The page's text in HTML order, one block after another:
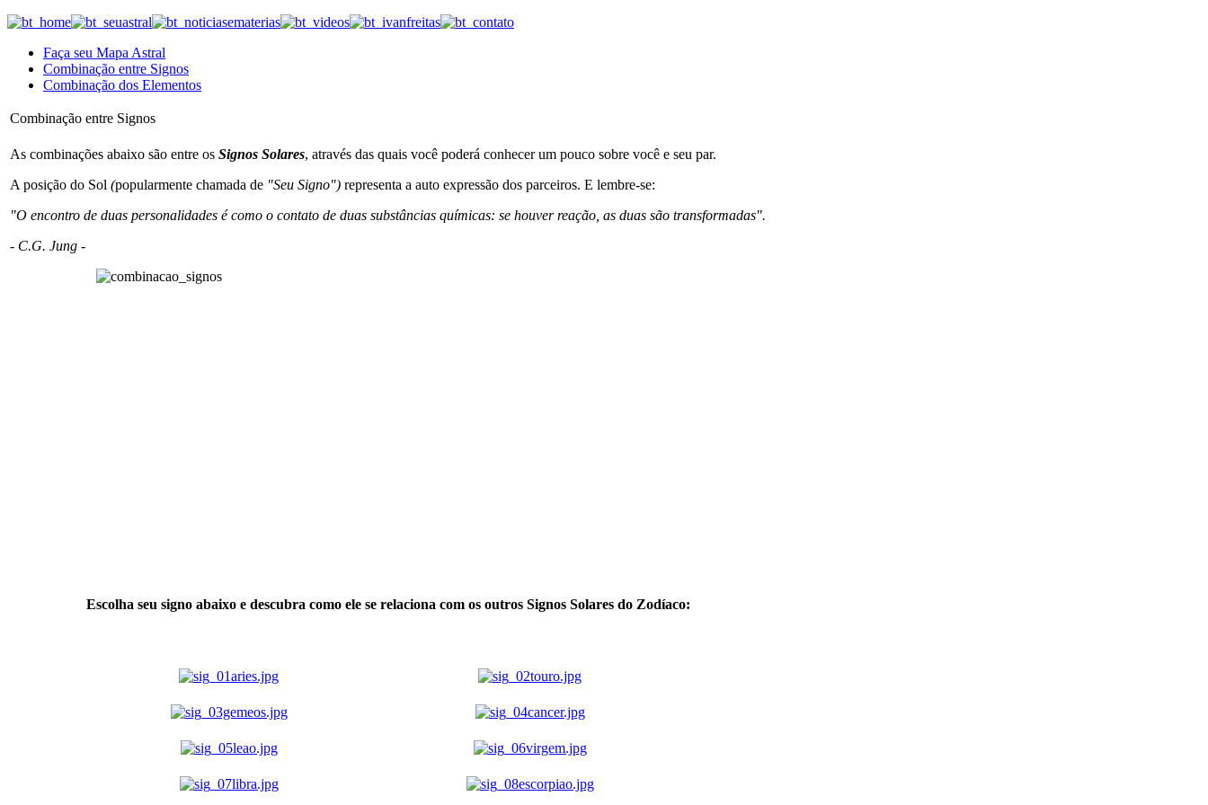
Faça seu Mapa Astral
Combinação entre Signos
Combinação dos Elementos
Combinação entre Signos
As combinações abaixo são entre os Signos Solares, através das quais você poderá conhecer um pouco sobre você e seu par.
A posição do Sol (popularmente chamada de "Seu Signo") representa a auto expressão dos parceiros. E lembre-se:
"O encontro de duas personalidades é como o contato de duas substâncias químicas: se houver reação, as duas são transformadas".
- C.G. Jung -
Escolha seu signo abaixo e descubra como ele se relaciona com os outros Signos Solares do Zodíaco: